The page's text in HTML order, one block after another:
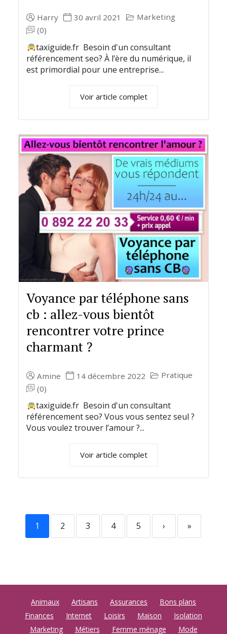
Harry 30 avril 2021
Marketing
(0)
taxiguide.fr Besoin d'un consultant
référencement seo? À l’ère du numérique, il
est primordial pour une entreprise...
Voir article complet
Voyance par téléphone sans
cb : allez-vous bientôt
rencontrer votre prince
charmant ?
Amine 14 décembre 2022
Pratique
(0)
taxiguide.fr Besoin d'un consultant
référencement seo? Vous vous sentez seul ?
Vous voulez trouver l’amour ?...
Voir article complet
1 2 3 4 5 › »
Animaux Artisans Assurances
Bons plans
Finances
Internet Loisirs Maison
Isolation
Marketing
Métiers Femme ménage Mode